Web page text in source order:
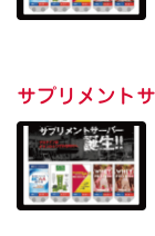
サプリメント